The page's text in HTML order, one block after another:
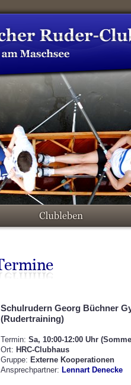
Schulrudern Georg Büchner
(Rudertraining)
Termin: Sa, 10:00-12:00 Uhr
Ort: HRC-Clubhaus
Gruppe: Externe Kooperationen
Ansprechpartner: Lennart Denecke